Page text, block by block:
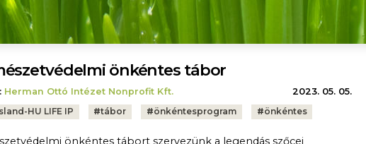
önkéntes tábor
Herman Ottó Intézet Nonprofit Kft.
2023. 05. 05.
HU LIFE IP #tábor #önkéntesprogram #önkéntes
önkéntes tábort szervezünk a legendás szőcei